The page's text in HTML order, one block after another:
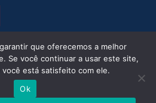
que oferecemos a melhor
Se você continuar a usar este site,
você está satisfeito com ele.
Ok